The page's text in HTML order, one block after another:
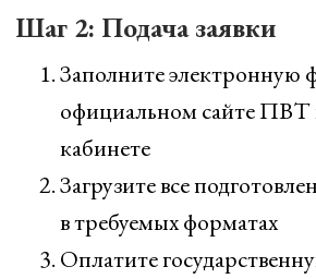
Шаг 2: Подача заявки
Заполните электронную
официальном сайте ПВТ
кабинете
Загрузите все
в требуемых форматах
Оплатите